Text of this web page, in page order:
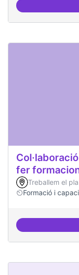
fer
Treballem el
Formació i